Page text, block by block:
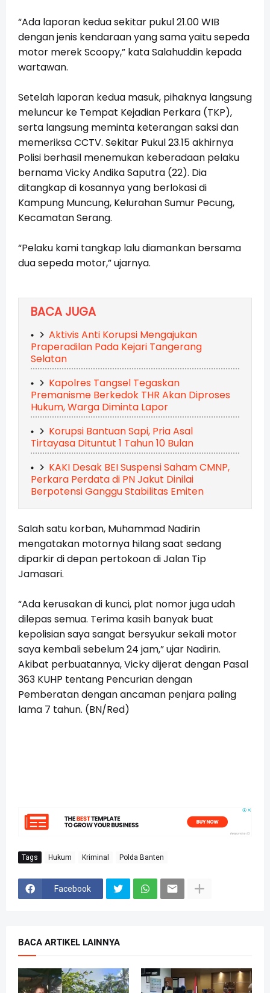
“Ada laporan kedua sekitar pukul 21.00 WIB
dengan jenis kendaraan yang sama yaitu sepeda
motor merek Scoopy,” kata Salahuddin kepada
wartawan.
Setelah laporan kedua masuk, pihaknya langsung
meluncur ke Tempat Kejadian Perkara (TKP),
serta langsung meminta keterangan saksi dan
memeriksa CCTV. Sekitar Pukul 23.15 akhirnya
Polisi berhasil menemukan keberadaan pelaku
bernama Vicky Andika Saputra (22). Dia
ditangkap di kosannya yang berlokasi di
Kampung Muncung, Kelurahan Sumur Pecung,
Kecamatan Serang.
“Pelaku kami tangkap lalu diamankan bersama
dua sepeda motor,” ujarnya.
BACA JUGA
Aktivis Anti Korupsi Mengajukan
Praperadilan Pada Kejari Tangerang
Selatan
Kapolres Tangsel Tegaskan
Premanisme Berkedok THR Akan Diproses
Hukum, Warga Diminta Lapor
Korupsi Bantuan Sapi, Pria Asal
Tirtayasa Dituntut 1 Tahun 10 Bulan
KAKI Desak BEI Suspensi Saham CMNP,
Perkara Perdata di PN Jakut Dinilai
Berpotensi Ganggu Stabilitas Emiten
Salah satu korban, Muhammad Nadirin
mengatakan motornya hilang saat sedang
diparkir di depan pertokoan di Jalan Tip
Jamasari.
“Ada kerusakan di kunci, plat nomor juga udah
dilepas semua. Terima kasih banyak buat
kepolisian saya sangat bersyukur sekali motor
saya kembali sebelum 24 jam,” ujar Nadirin.
Akibat perbuatannya, Vicky dijerat dengan Pasal
363 KUHP tentang Pencurian dengan
Pemberatan dengan ancaman penjara paling
lama 7 tahun. (BN/Red)
Tags Hukum Kriminal Polda Banten
Facebook
BACA ARTIKEL LAINNYA